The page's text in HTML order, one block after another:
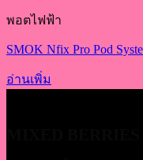
พอตไฟฟ้า
SMOK Nfix Pro Pod
อ่านเพิ่ม